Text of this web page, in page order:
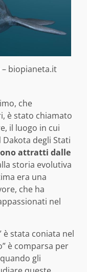
biopianeta.it
che
è stato chiamato
il luogo in cui
degli Stati
attratti dalle
storia evolutiva
era una
che ha
nel
è stata coniata nel
è comparsa per
gli